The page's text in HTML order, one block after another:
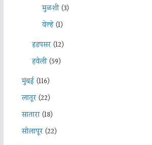
मुळशी(3)
वेल्हे(1)
हडपसर(12)
हवेली(59)
मुंबई(116)
लातूर(22)
सातारा(18)
सोलापूर(22)